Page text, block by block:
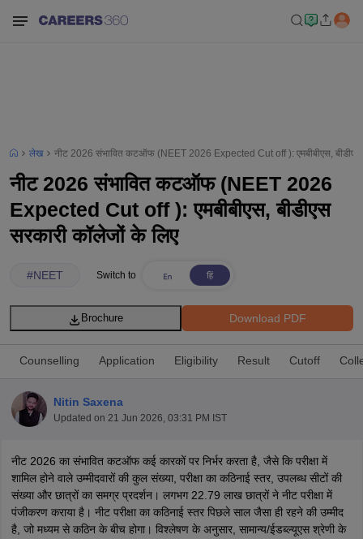
NEET PG Counselling
NEET MDS Cutoff
लेख नीट 2026 संभावित कटऑफ (NEET 2026 Expected Cut off ): एमबीबीएस, बीडीएस
नीट 2026 संभावित कटऑफ (NEET 2026
Expected Cut off ): एमबीबीएस, बीडीएस
सरकारी कॉलेजों के लिए
#NEET Switch to
Download PDF
Brochure
Counselling Application Eligibility Result Cutoff
Nitin Saxena
Updated on 21 Jun 2026, 03:31 PM IST
नीट 2026 का संभावित कटऑफ कई कारकों पर निर्भर करता है, जैसे कि परीक्षा में
शामिल होने वाले उम्मीदवारों की कुल संख्या, परीक्षा का कठिनाई स्तर, उपलब्ध सीटों की
संख्या और छात्रों का समग्र प्रदर्शन। लगभग 22.79 लाख छात्रों ने नीट परीक्षा में
पंजीकरण कराया है। नीट परीक्षा का कठिनाई स्तर पिछले साल जैसा ही रहने की उम्मीद
है, जो मध्यम से कठिन के बीच होगा। विश्लेषण के अनुसार, सामान्य/ईडब्ल्यूएस श्रेणी के